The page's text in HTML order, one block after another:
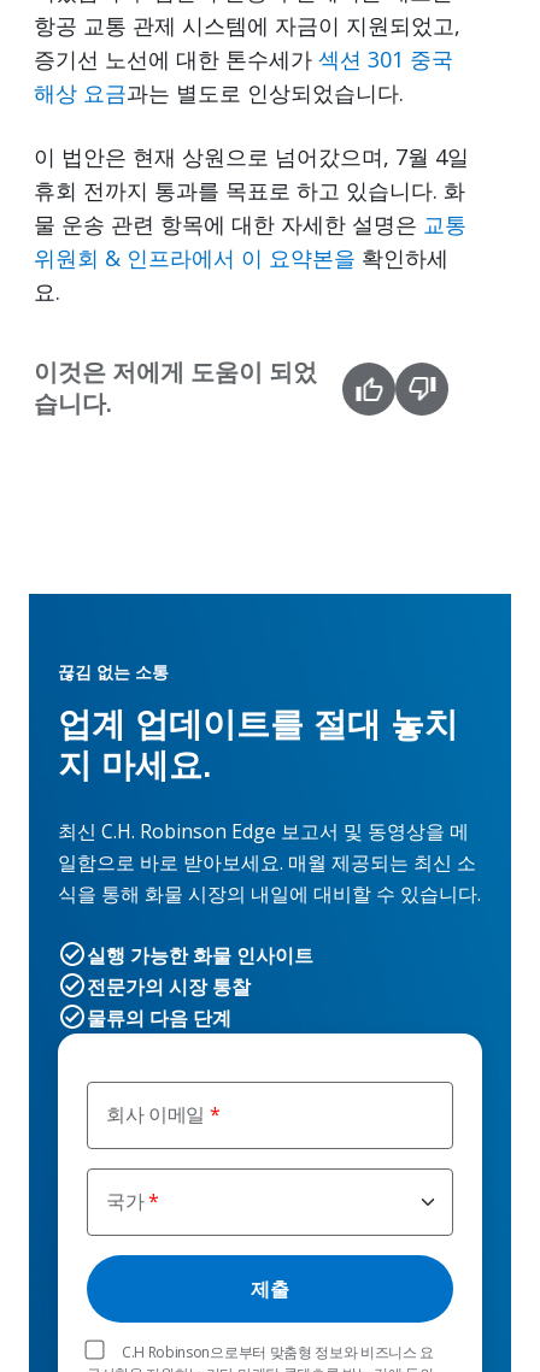
항공 교통 관제 시스템에 자금이 지원되었고,
증기선 노선에 대한 톤수세가 섹션 301 중국
해상 요금과는 별도로 인상되었습니다.
이 법안은 현재 상원으로 넘어갔으며, 7월 4일
휴회 전까지 통과를 목표로 하고 있습니다. 화
물 운송 관련 항목에 대한 자세한 설명은 교통
위원회 & 인프라에서 이 요약본을 확인하세
요.
이것은 저에게 도움이 되었
습니다.
회사 이메일
국가
C.H Robinson으로부터 맞춤형 정보와 비즈니스 요
끊김 없는 소통
업계 업데이트를 절대 놓치
지 마세요.
최신 C.H. Robinson Edge 보고서 및 동영상을 메
일함으로 바로 받아보세요. 매월 제공되는 최신 소
식을 통해 화물 시장의 내일에 대비할 수 있습니다.
실행 가능한 화물 인사이트
전문가의 시장 통찰
물류의 다음 단계